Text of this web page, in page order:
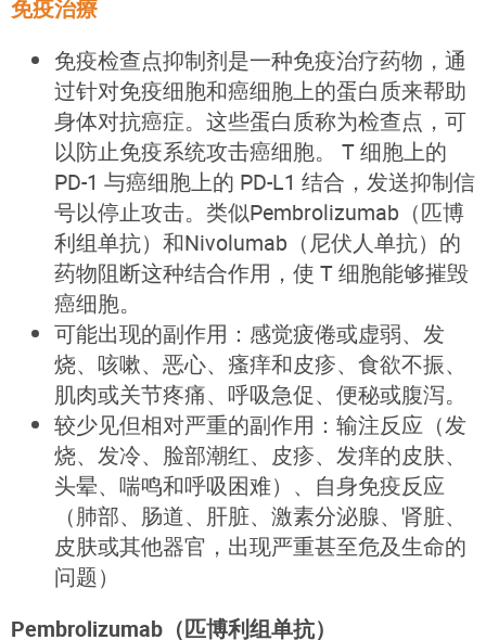
免疫治療
免疫检查点抑制剂是一种免疫治疗药物，通
过针对免疫细胞和癌细胞上的蛋白质来帮助
身体对抗癌症。这些蛋白质称为检查点，可
以防止免疫系统攻击癌细胞。 T 细胞上的
PD-1 与癌细胞上的 PD-L1 结合，发送抑制信
号以停止攻击。类似Pembrolizumab（匹博
利组单抗）和Nivolumab（尼伏人单抗）的
药物阻断这种结合作用，使 T 细胞能够摧毁
癌细胞。
可能出现的副作用：感觉疲倦或虚弱、发
烧、咳嗽、恶心、瘙痒和皮疹、食欲不振、
肌肉或关节疼痛、呼吸急促、便秘或腹泻。
较少见但相对严重的副作用：输注反应（发
烧、发冷、脸部潮红、皮疹、发痒的皮肤、
头晕、喘鸣和呼吸困难）、自身免疫反应
（肺部、肠道、肝脏、激素分泌腺、肾脏、
皮肤或其他器官，出现严重甚至危及生命的
问题）
Pembrolizumab（匹博利组单抗）